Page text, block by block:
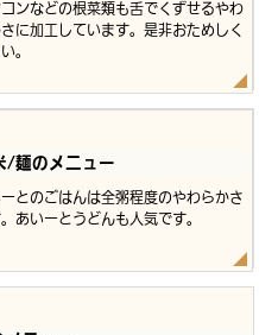
コンなどの根菜類も舌でくずせるやわ
に加工しています。是非おためしく
。
/麺のメニュー
とのごはんは全粥程度のやわらかさ
あいーとうどんも人気です。